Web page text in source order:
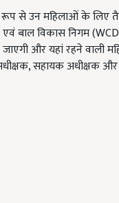
रूप से उन महिलाओं के
एवं बाल विकास निगम
और यहां रहने वाली
सहायक अधीक्षक और